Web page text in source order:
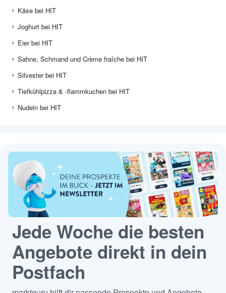
Käse bei HIT
Joghurt bei HIT
Eier bei HIT
Sahne, Schmand und Crème fraîche bei HIT
Silvester bei HIT
Tiefkühlpizza & -flammkuchen bei HIT
Nudeln bei HIT
Jede Woche die besten
Angebote direkt in dein
Postfach